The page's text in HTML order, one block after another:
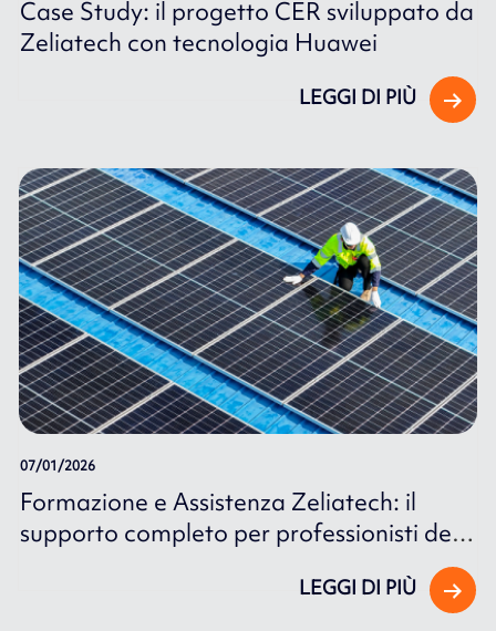
Case Study: il progetto CER sviluppato da
Zeliatech con tecnologia Huawei
LEGGI DI PIÙ
07/01/2026
Formazione e Assistenza Zeliatech: il
supporto completo per professionisti del
LEGGI DI PIÙ